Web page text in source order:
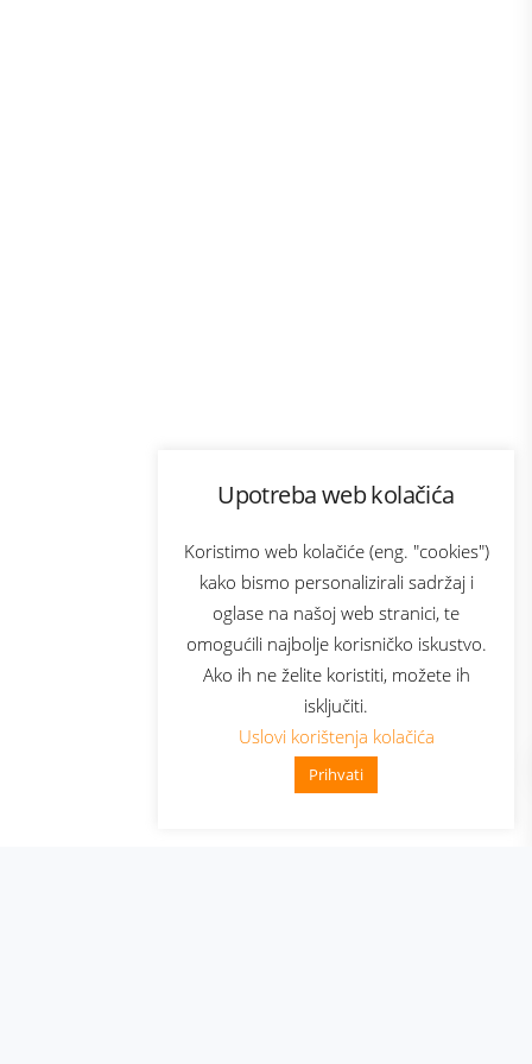
Upotreba web kolačića
Koristimo web kolačiće (eng. "cookies")
kako bismo personalizirali sadržaj i
oglase na našoj web stranici, te
omogućili najbolje korisničko iskustvo.
Ako ih ne želite koristiti, možete ih
isključiti.
Uslovi korištenja kolačića
Prihvati
👋 Zdravo, kako mogu pomo
Bonus plus
Prijava za newsletter